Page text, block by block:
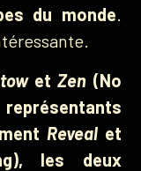
du monde.
etZen (No
Reveal et
les deux